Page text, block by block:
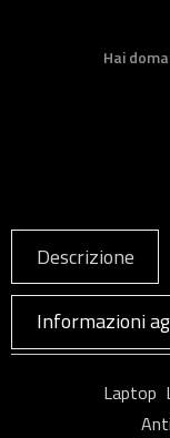
Hai
Descrizione
Informazioni
Laptop